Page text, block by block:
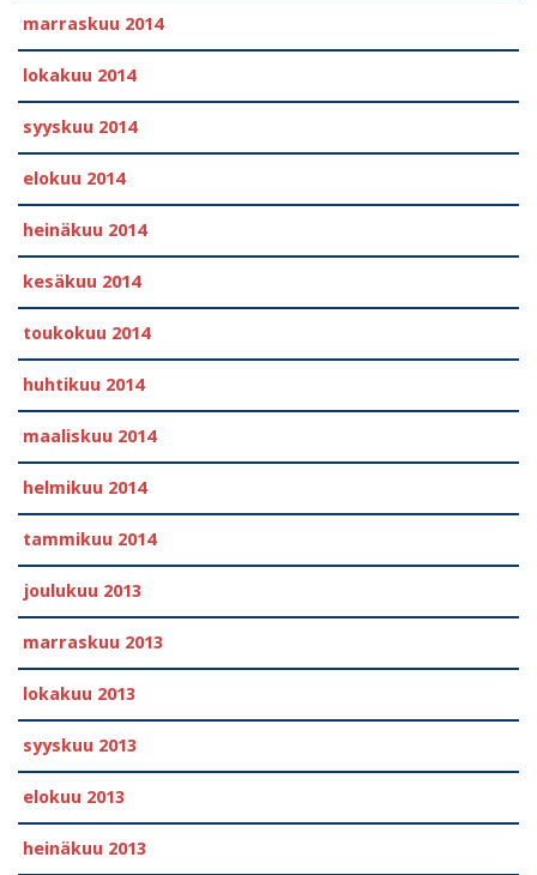
marraskuu 2014
lokakuu 2014
syyskuu 2014
elokuu 2014
heinäkuu 2014
kesäkuu 2014
toukokuu 2014
huhtikuu 2014
maaliskuu 2014
helmikuu 2014
tammikuu 2014
joulukuu 2013
marraskuu 2013
lokakuu 2013
syyskuu 2013
elokuu 2013
heinäkuu 2013